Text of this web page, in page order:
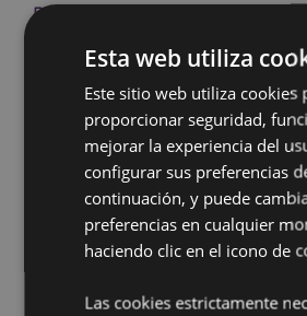
Descripción de Producto
Quemador Mini de Aceite Eden con
Material:Porcelana
Apto para utilizar con: Agua y
Vela Incluida:No
Aceites Incluidos:No
Información de Seguridad:Leer
instrucciones que acompañan a
demasiado el plato.
Esta web utiliza
Este sitio web utiliza cookies
proporcionar seguridad,
mejorar la experiencia del
configurar sus preferencias
continuación, y puede
preferencias en cualquier
haciendo clic en el icono de
Las cookies estrictamente